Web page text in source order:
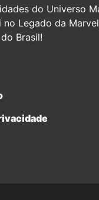
do Universo
no Legado da
Brasil!